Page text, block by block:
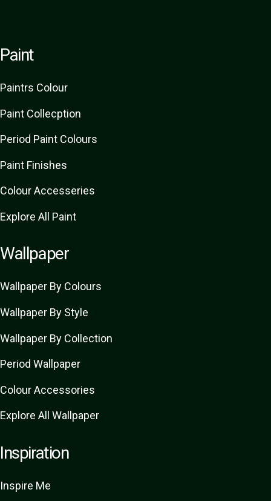
Paint
Paintrs Colour
Paint Collecption
Period Paint Colours
Paint Finishes
Colour Accesseries
Explore All Paint
Wallpaper
Wallpaper By Colours
Wallpaper By Style
Wallpaper By Collection
Period Wallpaper
Colour Accessories
Explore All Wallpaper
Inspiration
Inspire Me